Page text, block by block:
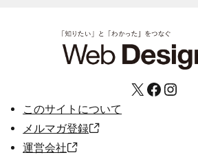
X Facebook Instagram
このサイトについて
メルマガ登録
運営会社